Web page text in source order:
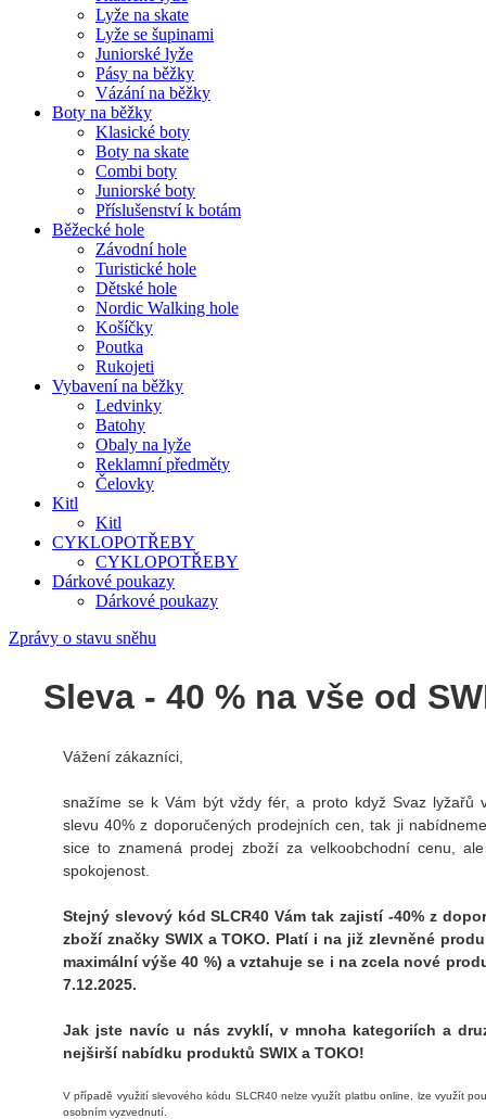
Lyže na skate
Lyže se šupinami
Juniorské lyže
Pásy na běžky
Vázání na běžky
Boty na běžky
Klasické boty
Boty na skate
Combi boty
Juniorské boty
Příslušenství k botám
Běžecké hole
Závodní hole
Turistické hole
Dětské hole
Nordic Walking hole
Košíčky
Poutka
Rukojeti
Vybavení na běžky
Ledvinky
Batohy
Obaly na lyže
Reklamní předměty
Čelovky
Kitl
Kitl
CYKLOPOTŘEBY
CYKLOPOTŘEBY
Dárkové poukazy
Dárkové poukazy
Zprávy o stavu sněhu
Sleva - 40 % na vše od
Vážení zákazníci,
snažíme se k Vám být vždy fér, a proto když Svaz lyžařů
slevu 40% z doporučených prodejních cen, tak ji
sice to znamená prodej zboží za velkoobchodní cenu,
spokojenost.
Stejný slevový kód SLCR40 Vám tak zajistí -40% z
zboží značky SWIX a TOKO. Platí i na již zlevněné
maximální výše 40 %) a vztahuje se i na zcela nové
7.12.2025.
Jak jste navíc u nás zvyklí, v mnoha kategoriích a
nejširší nabídku produktů SWIX a TOKO!
V případě využití slevového kódu SLCR40 nelze využít platbu online, lze využít
osobním vyzvednutí.